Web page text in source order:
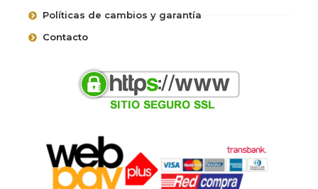
Políticas de cambios y garantía
Contacto